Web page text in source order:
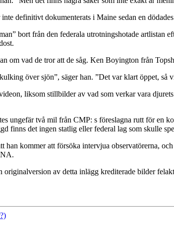
definitivt dokumenterats i Maine sedan en
bort från den federala utrotningshotade artlistan
om vad de tror att de såg. Ken Boyington från
över sjön”, säger han. ”Det var klart öppet,
liksom stillbilder av vad som verkar vara djurets
ungefär två mil från CMP: s föreslagna rutt för en
finns det ingen statlig eller federal lag som skulle
kommer att försöka intervjua observatörerna,
originalversion av detta inlägg krediterade bilder